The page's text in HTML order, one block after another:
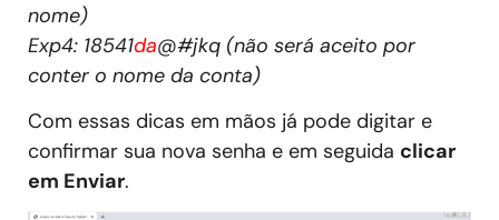
nome)
Exp4: 18541da@#jkq (não será aceito por
conter o nome da conta)
Com essas dicas em mãos já pode digitar e
confirmar sua nova senha e em seguida clicar
em Enviar.